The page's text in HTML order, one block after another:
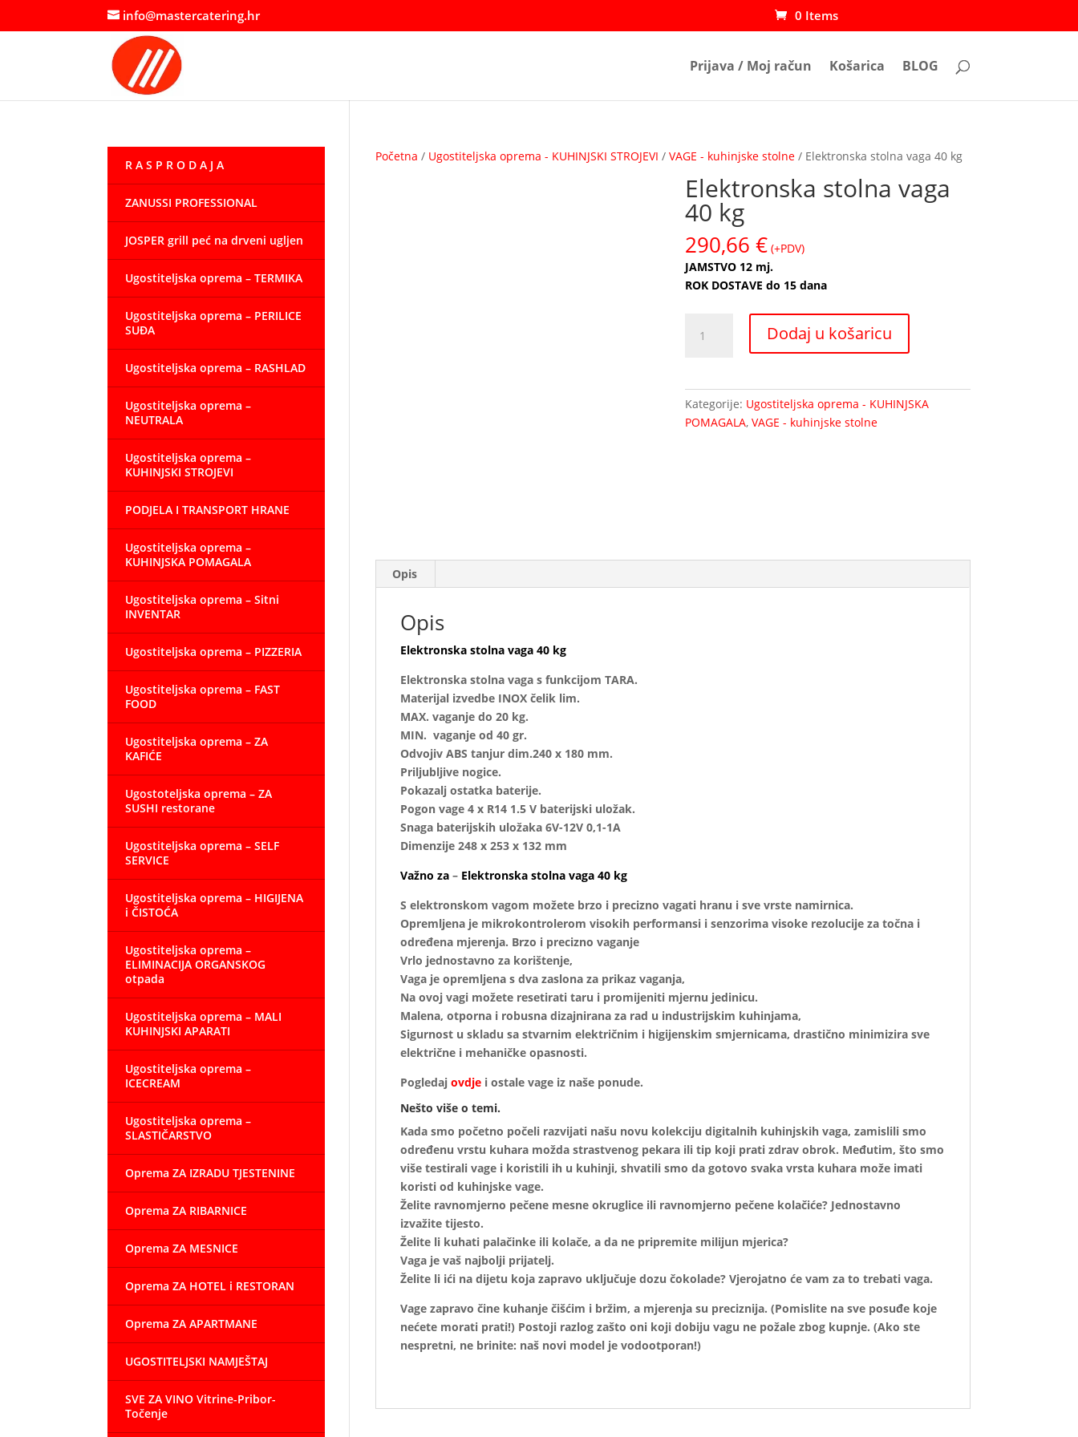
info@mastercatering.hr 0 Items
Prijava / Moj račun Košarica BLOG
Početna / Ugostiteljska oprema - KUHINJSKI STROJEVI / VAGE - kuhinjske stolne/ Elektronska stolna vaga 40 kg
Elektronska stolna vaga
40 kg
290,66 € (+PDV)
JAMSTVO 12 mj.
ROK DOSTAVE do 15 dana
stolna
količina
Dodaj u košaricu
Kategorije: Ugostiteljska oprema - KUHINJSKA
POMAGALA, VAGE - kuhinjske stolne
Opis
Opis
Elektronska stolna vaga 40 kg
Elektronska stolna vaga s funkcijom TARA.
Materijal izvedbe INOX čelik lim.
MAX. vaganje do 20 kg.
MIN. vaganje od 40 gr.
Odvojiv ABS tanjur dim.240 x 180 mm.
Priljubljive nogice.
Pokazalj ostatka baterije.
Pogon vage 4 x R14 1.5 V baterijski uložak.
Snaga baterijskih uložaka 6V-12V 0,1-1A
Dimenzije 248 x 253 x 132 mm
Važno za– Elektronska stolna vaga 40 kg
S elektronskom vagom možete brzo i precizno vagati hranu i sve vrste namirnica.
Opremljena je mikrokontrolerom visokih performansi i senzorima visoke rezolucije za točna i
određena mjerenja. Brzo i precizno vaganje
Vrlo jednostavno za korištenje,
Vaga je opremljena s dva zaslona za prikaz vaganja,
Na ovoj vagi možete resetirati taru i promijeniti mjernu jedinicu.
Malena, otporna i robusna dizajnirana za rad u industrijskim kuhinjama,
Sigurnost u skladu sa stvarnim električnim i higijenskim smjernicama, drastično minimizira sve
električne i mehaničke opasnosti.
Pogledaj ovdjei ostale vage iz naše ponude.
Nešto više o temi.
Kada smo početno počeli razvijati našu novu kolekciju digitalnih kuhinjskih vaga, zamislili smo
određenu vrstu kuhara možda strastvenog pekara ili tip koji prati zdrav obrok. Međutim, što smo
više testirali vage i koristili ih u kuhinji, shvatili smo da gotovo svaka vrsta kuhara može imati
koristi od kuhinjske vage.
Želite ravnomjerno pečene mesne okruglice ili ravnomjerno pečene kolačiće? Jednostavno
izvažite tijesto.
Želite li kuhati palačinke ili kolače, a da ne pripremite milijun mjerica?
Vaga je vaš najbolji prijatelj.
Želite li ići na dijetu koja zapravo uključuje dozu čokolade? Vjerojatno će vam za to trebati vaga.
Vage zapravo čine kuhanje čišćim i bržim, a mjerenja su preciznija. (Pomislite na sve posuđe koje
nećete morati prati!) Postoji razlog zašto oni koji dobiju vagu ne požale zbog kupnje. (Ako ste
nespretni, ne brinite: naš novi model je vodootporan!)
R A S P R O D A J A
ZANUSSI PROFESSIONAL
JOSPER grill peć na drveni ugljen
Ugostiteljska oprema – TERMIKA
Ugostiteljska oprema – PERILICE
SUĐA
Ugostiteljska oprema – RASHLAD
Ugostiteljska oprema –
NEUTRALA
Ugostiteljska oprema –
KUHINJSKI STROJEVI
PODJELA I TRANSPORT HRANE
Ugostiteljska oprema –
KUHINJSKA POMAGALA
Ugostiteljska oprema – Sitni
INVENTAR
Ugostiteljska oprema – PIZZERIA
Ugostiteljska oprema – FAST
FOOD
Ugostiteljska oprema – ZA
KAFIĆE
Ugostoteljska oprema – ZA
SUSHI restorane
Ugostiteljska oprema – SELF
SERVICE
Ugostiteljska oprema – HIGIJENA
i ČISTOĆA
Ugostiteljska oprema –
ELIMINACIJA ORGANSKOG
otpada
Ugostiteljska oprema – MALI
KUHINJSKI APARATI
Ugostiteljska oprema –
ICECREAM
Ugostiteljska oprema –
SLASTIČARSTVO
Oprema ZA IZRADU TJESTENINE
Oprema ZA RIBARNICE
Oprema ZA MESNICE
Oprema ZA HOTEL i RESTORAN
Oprema ZA APARTMANE
UGOSTITELJSKI NAMJEŠTAJ
SVE ZA VINO Vitrine-Pribor-
Točenje